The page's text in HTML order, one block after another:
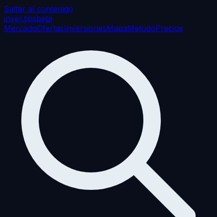
Saltar al contenido
inver.tipsbeta
MercadoOfertasInversionesMapaMétodoPrecios